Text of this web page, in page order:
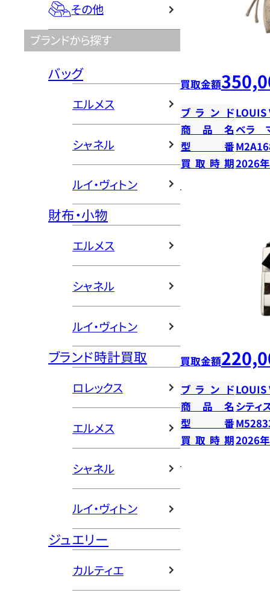
その他
ブランドから探す
バッグ
エルメス
シャネル
ルイ・ヴィトン
財布・小物
エルメス
シャネル
ルイ・ヴィトン
ブランド時計買取
ロレックス
エルメス
シャネル
ルイ・ヴィトン
ジュエリー
カルティエ
買取金額
ブランドLOUIS
商品名ベラ
型番
買取時期2026
買取金額
ブランドLOUIS
商品名 シティ
型番
買取時期2026